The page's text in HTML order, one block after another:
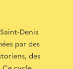
Denis
par des
des